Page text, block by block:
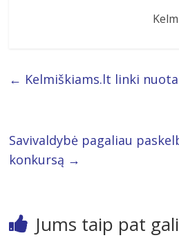
← Kelmiškiams.lt linki
Savivaldybė pagaliau
konkursą →
Jums taip pat